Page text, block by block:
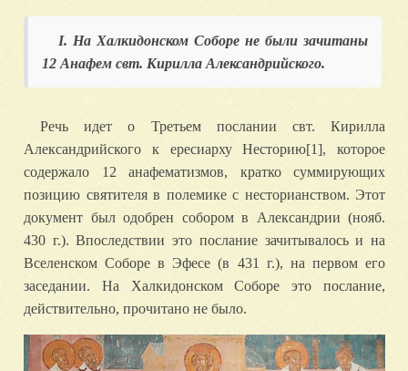
I. На Халкидонском Соборе не были зачитаны
12 Анафем свт. Кирилла Александрийского.
Речь идет о Третьем послании свт. Кирилла
Александрийского к ересиарху Несторию[1], которое
содержало 12 анафематизмов, кратко суммирующих
позицию святителя в полемике с несторианством. Этот
документ был одобрен собором в Александрии (нояб.
430 г.). Впоследствии это послание зачитывалось и на
Вселенском Соборе в Эфесе (в 431 г.), на первом его
заседании. На Халкидонском Соборе это послание,
действительно, прочитано не было.